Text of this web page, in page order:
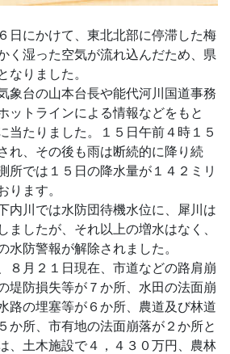
日にかけて、東北北部に停滞した梅
く湿った空気が流れ込んだため、県
なりました。
象台の山本台長や能代河川国道事務
ットラインによる情報などをもと
当たりました。１５日午前４時１５
れ、その後も雨は断続的に降り続
所では１５日の降水量が１４２ミリ
ります。
内川では水防団待機水位に、犀川は
ましたが、それ以上の増水はなく、
水防警報が解除されました。
８月２１日現在、市道などの路肩崩
堤防損失等が７か所、水田の法面崩
路の埋塞等が６か所、農道及び林道
か所、市有地の法面崩落が２か所と
、土木施設で４，４３０万円、農林